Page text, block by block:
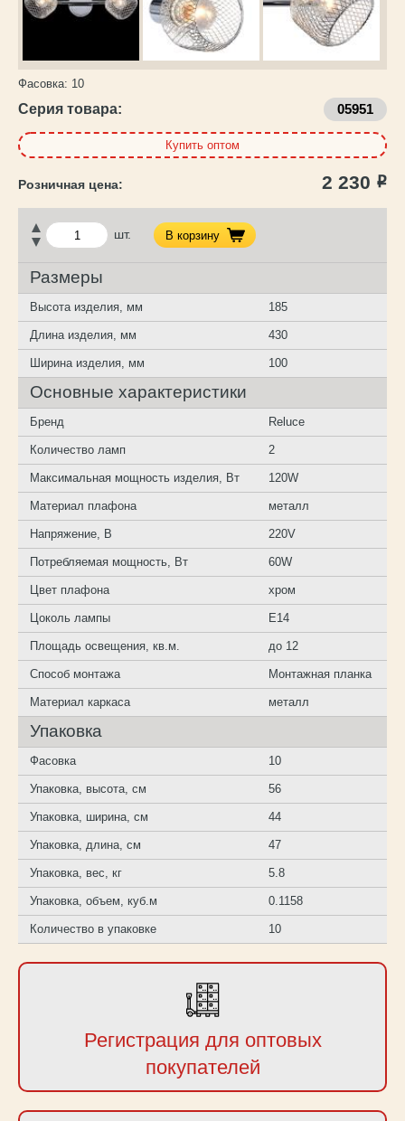
Фасовка: 10
Серия товара: 05951
Купить оптом
2 230 Р
шт. В корзину
Размеры
Высота изделия, мм 185
Длина изделия, мм 430
Ширина изделия, мм 100
Основные характеристики
Бренд Reluce
Количество ламп 2
Максимальная мощность изделия, Вт 120W
Материал плафона металл
Напряжение, В 220V
Потребляемая мощность, Вт 60W
Цвет плафона хром
Цоколь лампы E14
Площадь освещения, кв.м. до 12
Способ монтажа Монтажная планка
Материал каркаса металл
Упаковка
Фасовка 10
Упаковка, высота, см 56
Упаковка, ширина, см 44
Упаковка, длина, см 47
Упаковка, вес, кг 5.8
Упаковка, объем, куб.м 0.1158
Количество в упаковке 10
Регистрация для оптовых
покупателей